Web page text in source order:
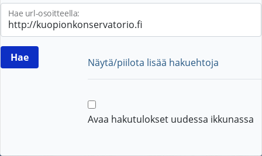
Hae url-osoitteella:
Näytä/piilota lisää hakuehtoja
Avaa hakutulokset uudessa ikkunassa